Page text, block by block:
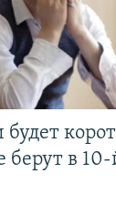
в 10-